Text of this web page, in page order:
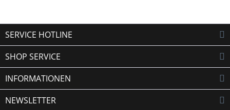
SERVICE HOTLINE
SHOP SERVICE
INFORMATIONEN
NEWSLETTER